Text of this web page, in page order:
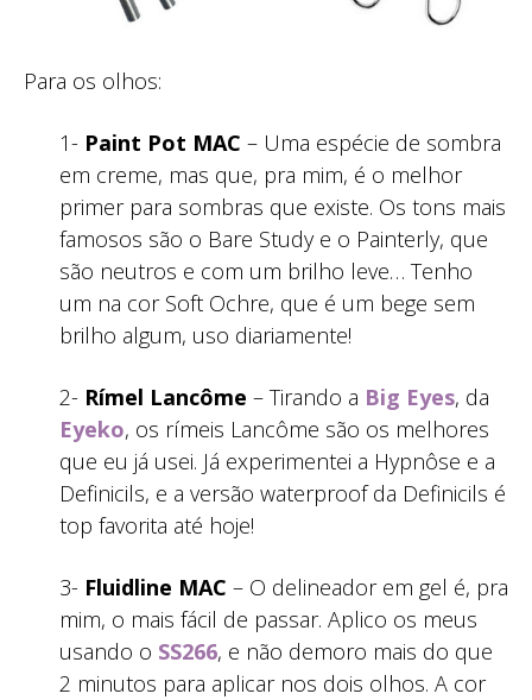
Para os olhos:
1- Paint Pot MAC – Uma espécie de sombra
em creme, mas que, pra mim, é o melhor
primer para sombras que existe. Os tons mais
famosos são o Bare Study e o Painterly, que
são neutros e com um brilho leve… Tenho
um na cor Soft Ochre, que é um bege sem
brilho algum, uso diariamente!
2- Rímel Lancôme – Tirando a Big Eyes, da
Eyeko, os rímeis Lancôme são os melhores
que eu já usei. Já experimentei a Hypnôse e a
Definicils, e a versão waterproof da Definicils é
top favorita até hoje!
3- Fluidline MAC – O delineador em gel é, pra
mim, o mais fácil de passar. Aplico os meus
usando o SS266, e não demoro mais do que
2 minutos para aplicar nos dois olhos. A cor